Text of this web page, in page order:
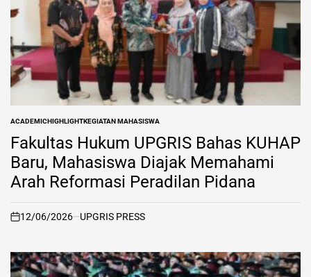
POSTED
IN
ACADEMICHIGHLIGHTKEGIATAN MAHASISWA
Fakultas Hukum UPGRIS Bahas KUHAP
Baru, Mahasiswa Diajak Memahami
Arah Reformasi Peradilan Pidana
on
12/06/2026 UPGRIS PRESS